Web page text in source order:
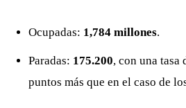
Ocupadas: 1,784 millones.
Paradas: 175.200, con una tasa
puntos más que en el caso de